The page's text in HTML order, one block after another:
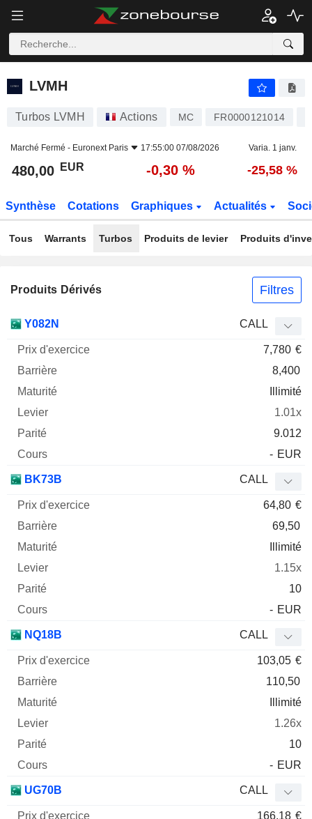
LVMH
LVMH
Turbos LVMH Actions MC FR0000121014
Marché Fermé - Euronext Paris 17:55:00 07/08/2026 Varia. 1 janv.
480,00 EUR -0,30 % -25,58 %
Synthèse Cotations Graphiques Actualités
Tous Warrants Turbos Produits de levier Produits
Produits Dérivés Filtres
Mnemo Type
Y082N CALL
7,780 €
8,400
Illimité
1.01x
9.012
- EUR
BK73B CALL
64,80 €
69,50
Illimité
1.15x
10
- EUR
NQ18B CALL
103,05 €
110,50
Illimité
1.26x
10
- EUR
UG70B CALL
166,18 €